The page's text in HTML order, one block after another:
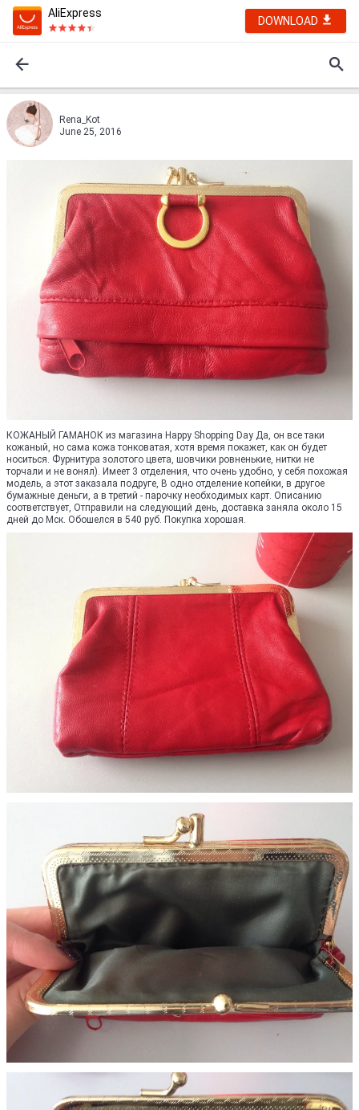
AliExpress
DOWNLOAD
Rena_Kot
June 25, 2016
КОЖАНЫЙ ГАМАНОК из магазина Happy Shopping Day Да, он все таки
кожаный, но сама кожа тонковатая, хотя время покажет, как он будет
носиться. Фурнитура золотого цвета, шовчики ровненькие, нитки не
торчали и не вонял). Имеет 3 отделения, что очень удобно, у себя похожая
модель, а этот заказала подруге, В одно отделение копейки, в другое
бумажные деньги, а в третий - парочку необходимых карт. Описанию
соответствует, Отправили на следующий день, доставка заняла около 15
дней до Мск. Обошелся в 540 руб. Покупка хорошая.